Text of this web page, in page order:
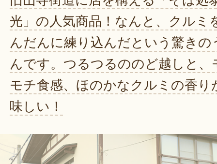
光」の人気商品！なんと、クルミ
んだんに練り込んだという驚きの
んです。つるつるののど越しと、
モチ食感、ほのかなクルミの香り
味しい！